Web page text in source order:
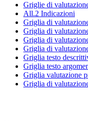
Griglie di
All.2 Indicazioni
Griglia di
Griglia di
Griglia di
Griglia di
Griglia testo
Griglia testo
Griglia valutazione
Griglia di